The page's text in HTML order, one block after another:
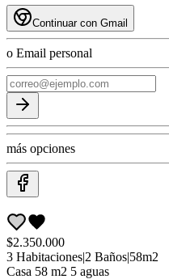
Continuar con Gmail
o Email personal
más opciones
$2.350.000
3 Habitaciones|2 Baños|58m2
Casa 58 m2 5 aguas